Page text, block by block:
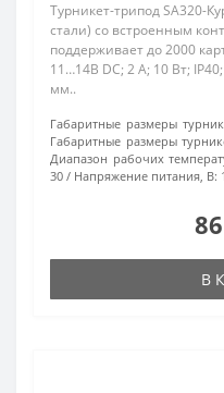
Турникет-трипод SA320-
стали) со встроенным
поддерживает до 2000
11…14В DC; 2 А; 10 Вт;
мм..
Габаритные размеры
Габаритные размеры
Диапазон рабочих
30
Напряжение питания, В:
В